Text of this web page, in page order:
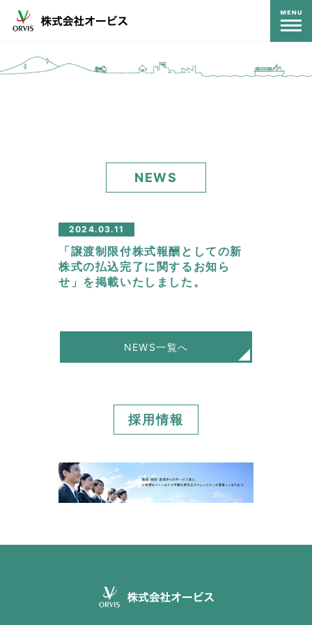
NEWS
2024.03.11
「譲渡制限付株式報酬としての新
株式の払込完了に関するお知ら
せ」を掲載いたしました。
NEWS一覧へ
採用情報